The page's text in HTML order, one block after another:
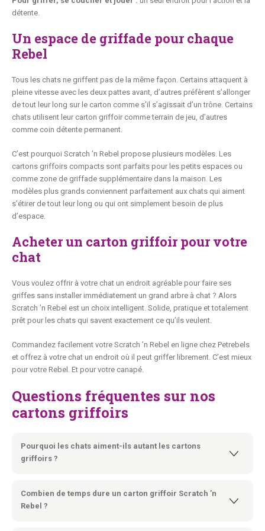
détente.
Un espace de griffade pour chaque
Rebel
Tous les chats ne griffent pas de la même façon. Certains attaquent à
pleine vitesse avec les deux pattes avant, d’autres préfèrent s’allonger
de tout leur long sur le carton comme s’il s’agissait d’un trône. Certains
chats utilisent leur carton griffoir comme terrain de jeu, d’autres
comme coin détente permanent.
C’est pourquoi Scratch ’n Rebel propose plusieurs modèles. Les
cartons griffoirs compacts sont parfaits pour les petits espaces ou
comme zone de griffade supplémentaire dans la maison. Les
modèles plus grands conviennent parfaitement aux chats qui aiment
s’étirer de tout leur long ou qui ont simplement besoin de plus
d’espace.
Acheter un carton griffoir pour votre
chat
Vous voulez offrir à votre chat un endroit agréable pour faire ses
griffes sans installer immédiatement un grand arbre à chat ? Alors
Scratch ’n Rebel est un choix intelligent. Solide, pratique et totalement
prêt pour les chats qui savent exactement ce qu’ils veulent.
Commandez facilement votre Scratch ’n Rebel en ligne chez Petrebels
et offrez à votre chat un endroit où il peut griffer librement. C’est mieux
pour votre Rebel. Et pour votre canapé.
Questions fréquentes sur nos
cartons griffoirs
Pourquoi les chats aiment-ils autant les cartons
griffoirs ?
Scratch ’n Rebel offre à votre chat un endroit sûr pour exprimer
ce comportement naturel. Beaucoup de chats l’utilisent
Combien de temps dure un carton griffoir Scratch ’n
Rebel ?